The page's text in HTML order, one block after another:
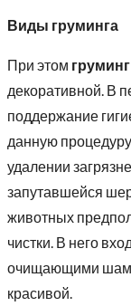
Виды груминга
При этом
декоративной. В
поддержание
данную
удалении
запутавшейся
животных
чистки. В него
очищающими
красивой.